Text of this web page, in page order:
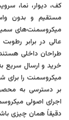
کف، دیوار، نما،
مستقیم و بدون
میکروسمنت‌های
عالی در برابر
طراحان داخلی
خرید و ارسال سریع
میکروسمنت را برای
بر دسترسی به
اجرای اصولی
دقیقاً همان چیزی